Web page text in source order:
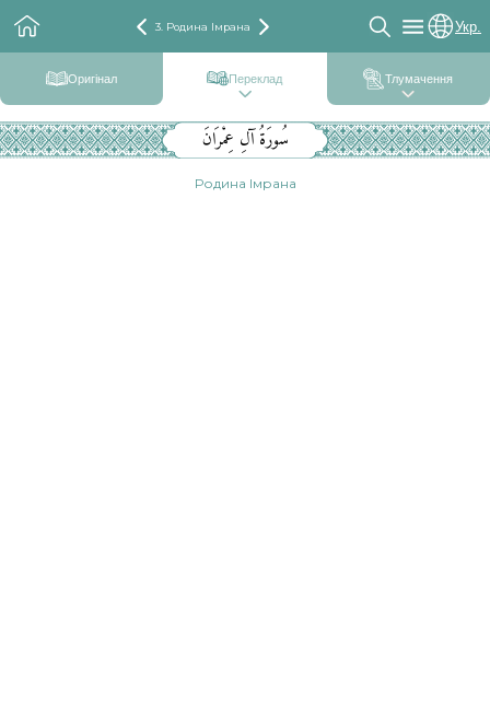
3. Родина Імрана Укр.
Оригінал Переклад Тлумачення
سُورَةُ آلِ عِمْرَانَ
Родина Імрана